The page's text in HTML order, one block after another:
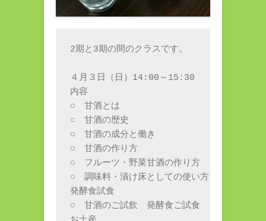
2期と3期の間のクラスです。
４月３日（日）14:00～15:30
内容
○　甘酒とは
○　甘酒の歴史
○　甘酒の成分と働き
○　甘酒の作り方
○　フルーツ・野菜甘酒の作り方
○　調味料・漬け床としての使い方
発酵食試食
○　甘酒のご試飲　発酵食ご試食